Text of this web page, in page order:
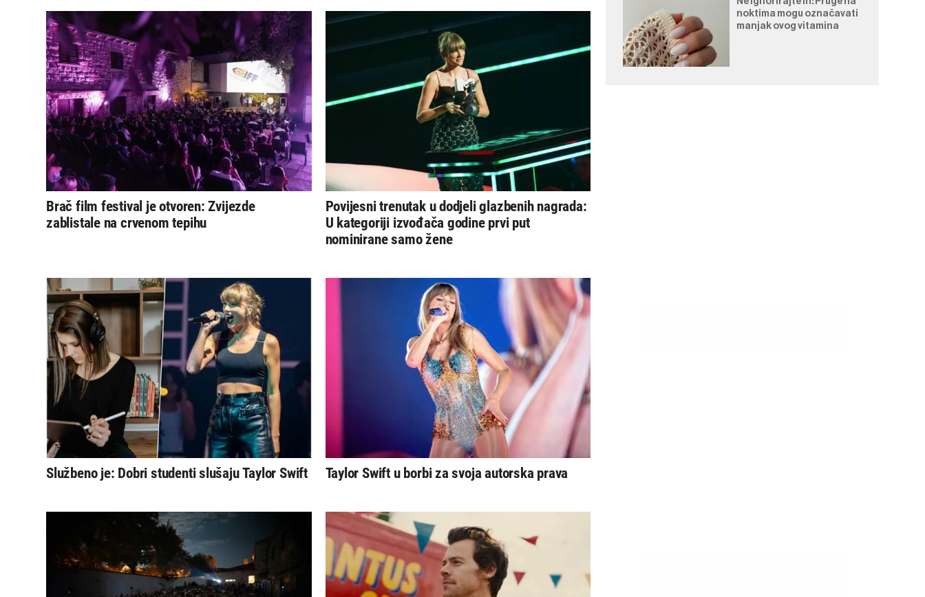
Brač film festival je otvoren: Zvijezde
zablistale na crvenom tepihu
Povijesni trenutak u dodjeli glazbenih nagrada:
U kategoriji izvođača godine prvi put
nominirane samo žene
Službeno je: Dobri studenti slušaju Taylor Swift Taylor Swift u borbi za svoja autorska prava
noktima mogu označavati
manjak ovog vitamina